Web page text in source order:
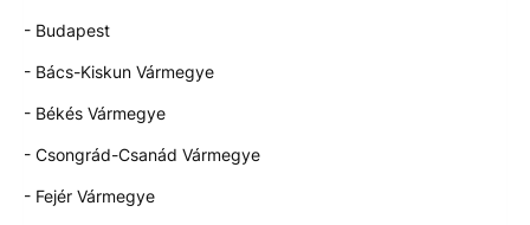
- Budapest
- Bács-Kiskun Vármegye
- Békés Vármegye
- Csongrád-Csanád Vármegye
- Fejér Vármegye